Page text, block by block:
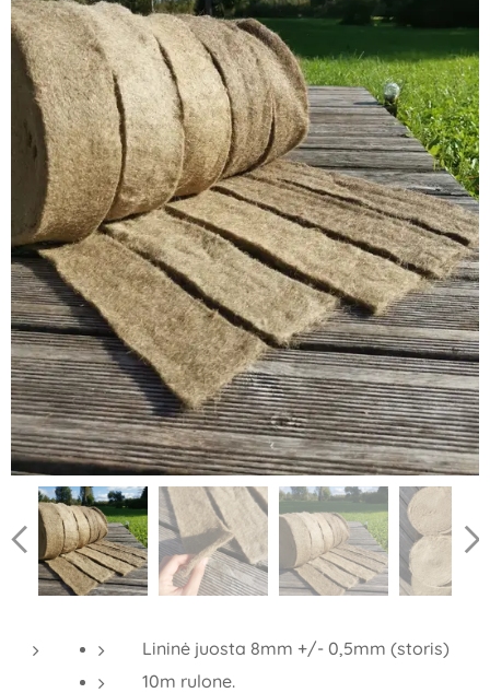
Lininė juosta 8mm +/- 0,5mm (storis)
10m rulone.